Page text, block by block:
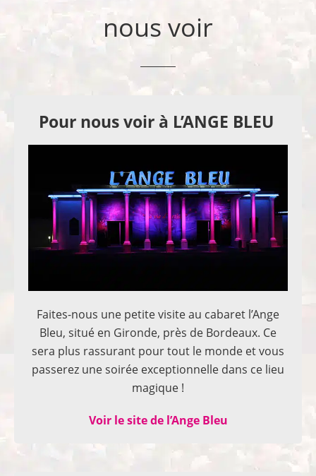
nous voir
Pour nous voir à L’ANGE BLEU
Faites-nous une petite visite au cabaret l’Ange
Bleu, situé en Gironde, près de Bordeaux. Ce
sera plus rassurant pour tout le monde et vous
passerez une soirée exceptionnelle dans ce lieu
magique !
Voir le site de l’Ange Bleu